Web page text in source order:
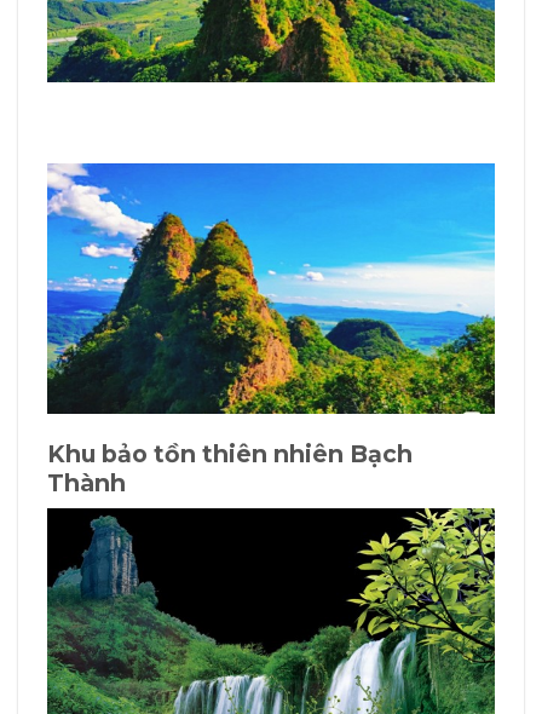
Khu bảo tồn thiên nhiên Bạch
Thành